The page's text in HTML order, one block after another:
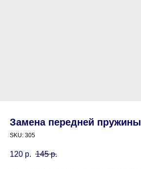
Замена передней пружины
SKU: 305
120 р. 145 р.